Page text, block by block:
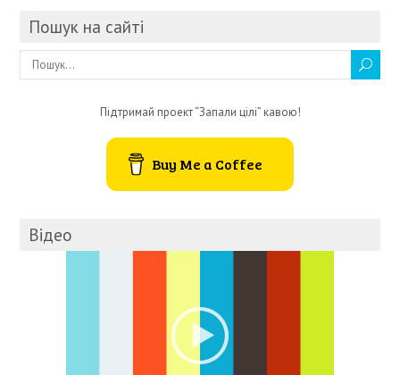
Пошук на сайті
Підтримай проект “Запали цілі” кавою!
Buy Me a Coffee
Відео